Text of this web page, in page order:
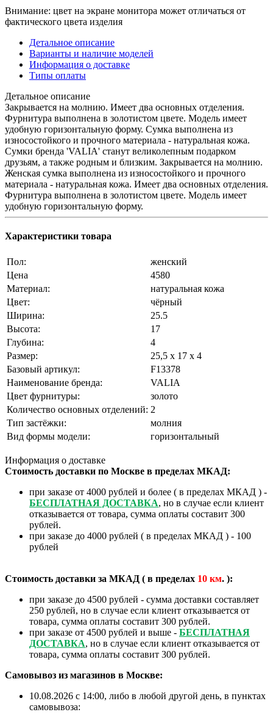
Внимание: цвет на экране монитора может отличаться от
фактического цвета изделия
Детальное описание
Варианты и наличие моделей
Информация о доставке
Типы оплаты
Детальное описание
Закрывается на молнию. Имеет два основных отделения.
Фурнитура выполнена в золотистом цвете. Модель имеет
удобную горизонтальную форму. Сумка выполнена из
износостойкого и прочного материала - натуральная кожа.
Сумки бренда 'VALIA' станут великолепным подарком
друзьям, а также родным и близким. Закрывается на молнию.
Женская сумка выполнена из износостойкого и прочного
материала - натуральная кожа. Имеет два основных отделения.
Фурнитура выполнена в золотистом цвете. Модель имеет
удобную горизонтальную форму.
Характеристики товара
Пол:
женский
Цена
4580
Материал:
натуральная кожа
Цвет:
чёрный
Ширина:
25.5
Высота:
17
Глубина:
4
Размер:
25,5 x 17 x 4
Базовый артикул:
F13378
Наименование бренда:
VALIA
Цвет фурнитуры:
золото
Количество основных отделений: 2
Тип застёжки:
молния
Вид формы модели:
горизонтальный
Информация о доставке
Стоимость доставки по Москве в пределах МКАД:
при заказе от 4000 рублей и более ( в пределах МКАД ) -
БЕСПЛАТНАЯ ДОСТАВКА, но в случае если клиент
отказывается от товара, сумма оплаты составит 300
рублей.
при заказе до 4000 рублей ( в пределах МКАД ) - 100
рублей
Стоимость доставки за МКАД ( в пределах 10 км. ):
при заказе до 4500 рублей - сумма доставки составляет
250 рублей, но в случае если клиент отказывается от
товара, сумма оплаты составит 300 рублей.
при заказе от 4500 рублей и выше - БЕСПЛАТНАЯ
ДОСТАВКА, но в случае если клиент отказывается от
товара, сумма оплаты составит 300 рублей.
Самовывоз из магазинов в Москве:
10.08.2026 с 14:00, либо в любой другой день, в пунктах
самовывоза: